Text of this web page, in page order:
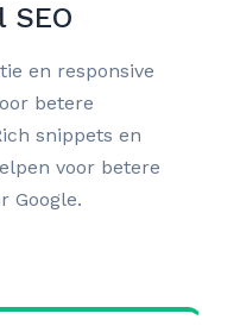
SEO
en responsive
betere
snippets en
voor betere
Google.